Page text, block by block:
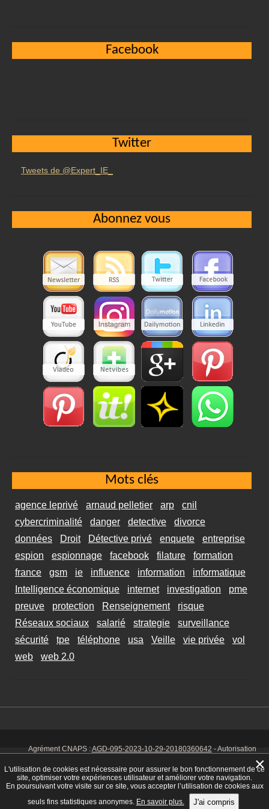
Facebook
Twitter
Tweets de @Expert_IE_
Abonnez vous
Mots clés
agence leprivé arnaud pelletier arp
cnil
cybercriminalité
danger detective
divorce
données
Droit Détective privé enquete
entreprise
espion
espionnage facebook filature
formation
france
gsm ie influence information
informatique
Intelligence économique
internet investigation
pme
preuve
protection Renseignement
risque
Réseaux sociaux
salarié strategie
surveillance
sécurité
tpe téléphone usa Veille vie privée
vol
web
web 2.0
Agrément CNAPS :AGD-095-2023-10-29-20180360642 - Autorisation
925 00038 - Code NAF 8030 Z -Mentions Légales-CookiesTél. : 06 14
01 75 32
L'utilisation de cookies est nécessaire pour assurer le bon fonctionnement de ce
site, optimiser votre expériences utilisateur et améliorer votre navigation.
En poursuivant votre visite sur ce site, vous accepter l’utilisation de cookies aux
seuls fins statistiques anonymes. En savoir plus. J'ai compris
×